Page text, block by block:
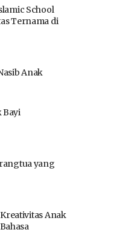
School
Ternama di
Anak
Bayi
yang
Anak